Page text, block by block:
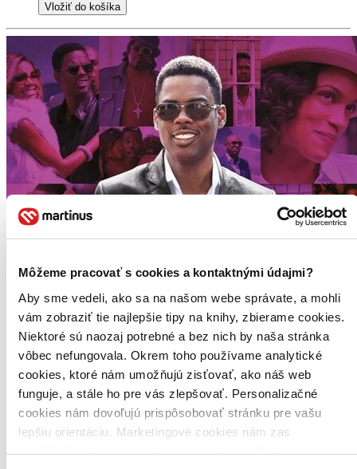
Môžeme pracovať s cookies a kontaktnými údajmi?
Aby sme vedeli, ako sa na našom webe správate, a mohli
vám zobraziť tie najlepšie tipy na knihy, zbierame cookies.
Niektoré sú naozaj potrebné a bez nich by naša stránka
vôbec nefungovala. Okrem toho používame analytické
cookies, ktoré nám umožňujú zisťovať, ako náš web
funguje, a stále ho pre vás zlepšovať. Personalizačné
cookies nám dovoľujú prispôsobovať stránku pre vašu
lepšiu orientáciu. Marketingové cookies nám zas
umožňujú zobrazenie relevantnej reklamy. Niektoré údaje
Vložiť do košíka